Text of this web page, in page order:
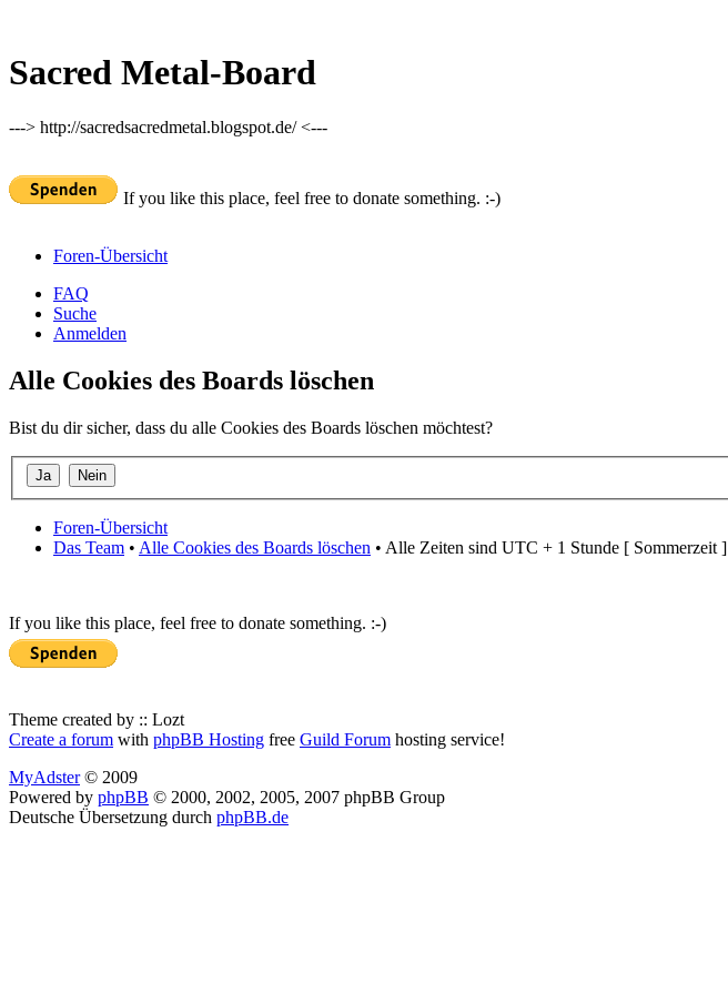
Sacred Metal-Board
---> http://sacredsacredmetal.blogspot.de/ <---
If you like this place, feel free to donate something. :-)
Foren-Übersicht
FAQ
Suche
Anmelden
Alle Cookies des Boards löschen
Bist du dir sicher, dass du alle Cookies des Boards löschen möchtest?
Foren-Übersicht
Das Team • Alle Cookies des Boards löschen • Alle Zeiten sind UTC + 1 Stunde [ Sommerzeit ]
If you like this place, feel free to donate something. :-)
Theme created by :: Lozt
Create a forum with phpBB Hosting free Guild Forum hosting service!
MyAdster© 2009
Powered by phpBB © 2000, 2002, 2005, 2007 phpBB Group
Deutsche Übersetzung durch phpBB.de